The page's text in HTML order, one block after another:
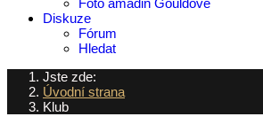
Diskuze
Fórum
Hledat
Jste zde:
Úvodní strana
Klub